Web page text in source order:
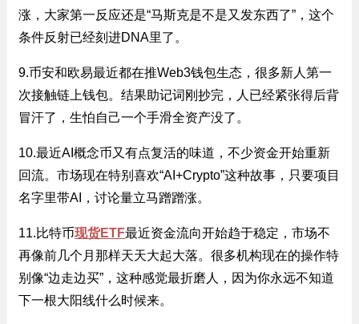
涨，大家第一反应还是“马斯克是不是又发东西了”，这个
条件反射已经刻进DNA里了。
9.币安和欧易最近都在推Web3钱包生态，很多新人第一
次接触链上钱包。结果助记词刚抄完，人已经紧张得后背
冒汗了，生怕自己一个手滑全资产没了。
10.最近AI概念币又有点复活的味道，不少资金开始重新
回流。市场现在特别喜欢“AI+Crypto”这种故事，只要项目
名字里带AI，讨论量立马蹭蹭涨。
11.比特币现货ETF最近资金流向开始趋于稳定，市场不
再像前几个月那样天天大起大落。很多机构现在的操作特
别像“边走边买”，这种感觉最折磨人，因为你永远不知道
下一根大阳线什么时候来。